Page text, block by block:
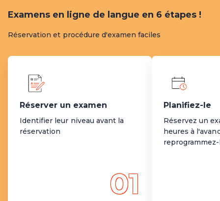
Examens en ligne de langue en 6 étapes !
Réservation et procédure d'examen faciles
Réserver un examen
Identifier leur niveau avant la
réservation
01
Planifiez-le
Réservez un
heures à